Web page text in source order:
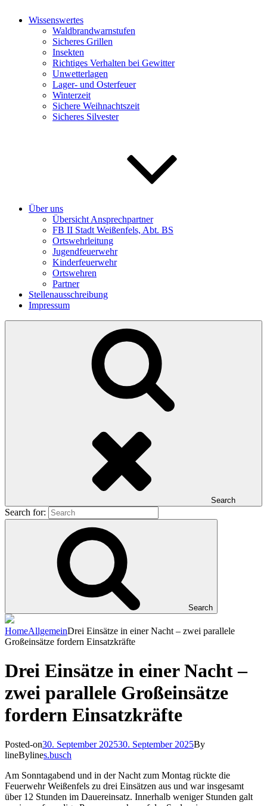
Wissenswertes
Waldbrandwarnstufen
Sicheres Grillen
Insekten
Richtiges Verhalten bei Gewitter
Unwetterlagen
Lager- und Osterfeuer
Winterzeit
Sichere Weihnachtszeit
Sicheres Silvester
Über uns
Übersicht Ansprechpartner
FB II Stadt Weißenfels, Abt. BS
Ortswehrleitung
Jugendfeuerwehr
Kinderfeuerwehr
Ortswehren
Partner
Stellenausschreibung
Impressum
Search
Search for:
Search
HomeAllgemeinDrei Einsätze in einer Nacht – zwei parallele
Großeinsätze fordern Einsatzkräfte
Drei Einsätze in einer Nacht –
zwei parallele Großeinsätze
fordern Einsatzkräfte
Posted-on30. September 202530. September 2025By
lineBylines.busch
Am Sonntagabend und in der Nacht zum Montag rückte die
Feuerwehr Weißenfels zu drei Einsätzen aus und war insgesamt
über 12 Stunden im Dauereinsatz. Innerhalb weniger Stunden galt